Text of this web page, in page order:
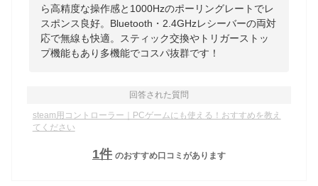
ら高精度な操作感と1000Hzのポーリングレートでレ
スポンス良好。Bluetooth・2.4GHzレシーバーの両対
応で無線も快適。スティック交換やトリガーストッ
プ機能もあり多機能でコスパ抜群です！
回答された質問
steam用コントローラー｜PCゲームにも使える！おすすめを教え
てください
1件 のおすすめ口コミがあります